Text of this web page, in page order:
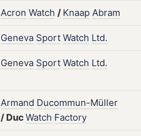
Acron Watch / Knaap Abram
Geneva Sport Watch Ltd.
Geneva Sport Watch Ltd.
Armand Ducommun-Müller
/ DucWatch Factory